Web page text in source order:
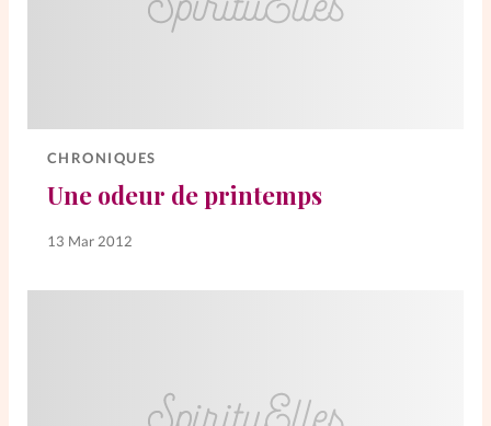
Entre4yeux
L'anecdote
La Bible au féminin
CHRONIQUES
Une odeur de printemps
13 Mar 2012